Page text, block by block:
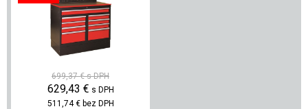
699,37 €s DPH
629,43 € s DPH
511,74 € bez DPH